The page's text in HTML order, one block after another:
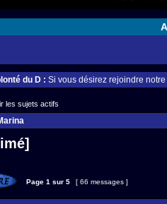
du D : Si vous désirez rejoindre
les sujets actifs
Page 1 sur 5 [ 66 messages ]